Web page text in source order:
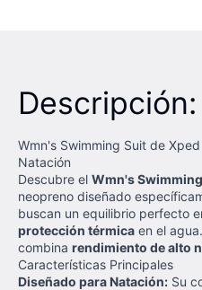
Descripción:
Wmn's Swimming Suit de
Natación
Descubre el Wmn's
neopreno diseñado
buscan un equilibrio perfecto
protección térmica en el
combina rendimiento de alto
Características Principales
Diseñado para Natación: Su